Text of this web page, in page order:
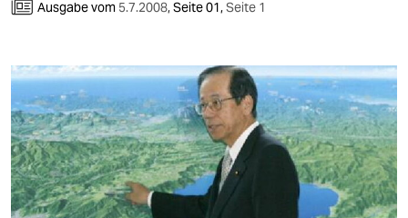
sport
berlin
nord
wahrheit
Ausgabe vom 5.7.2008,Seite 01,Seite 1